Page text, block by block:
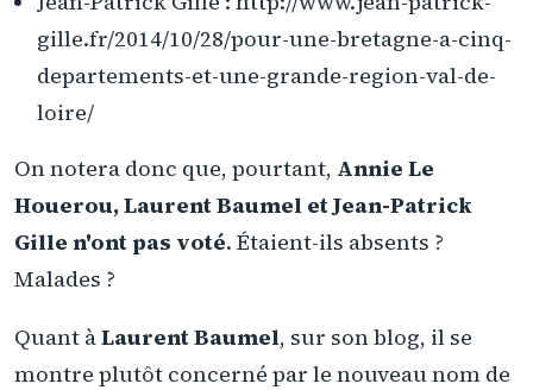
gille.fr/2014/10/28/pour-une-bretagne-a-cinq-
departements-et-une-grande-region-val-de-
loire/
On notera donc que, pourtant, Annie Le
Houerou, Laurent Baumel et Jean-Patrick
Gille n'ont pas voté. Étaient-ils absents ?
Malades ?
Quant àLaurent Baumel, sur son blog, il se
montre plutôt concerné par le nouveau nom de